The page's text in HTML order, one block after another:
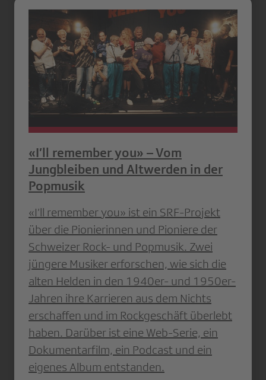
«I’ll remember you» – Vom
Jungbleiben und Altwerden in der
Popmusik
«I’ll remember you» ist ein SRF-Projekt
über die Pionierinnen und Pioniere der
Schweizer Rock- und Popmusik. Zwei
jüngere Musiker erforschen, wie sich die
alten Helden in den 1940er- und 1950er-
Jahren ihre Karrieren aus dem Nichts
erschaffen und im Rockgeschäft überlebt
haben. Darüber ist eine Web-Serie, ein
Dokumentarfilm, ein Podcast und ein
eigenes Album entstanden.